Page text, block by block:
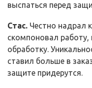
выспаться перед
Стас. Честно надрал
скомпоновал
обработку.
ставил больше в
защите придерутся.